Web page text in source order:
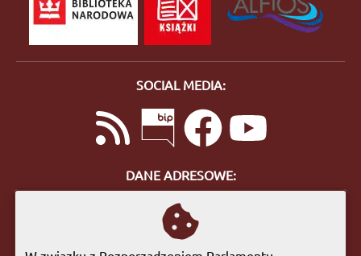
SOCIAL MEDIA:
DANE ADRESOWE:
ul. Bohaterów Getta 10
57-400 Nowa Ruda